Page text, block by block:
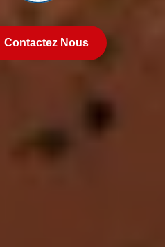
Contactez Nous